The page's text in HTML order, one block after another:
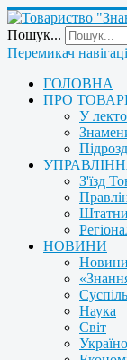
Пошук...
Перемикач
ГОЛОВНА
ПРО
У
З'їзд
НОВИНИ
Новини
Наука
Світ